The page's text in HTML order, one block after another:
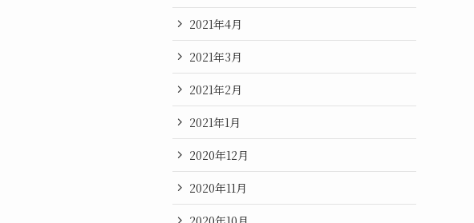
2021年4月
2021年3月
2021年2月
2021年1月
2020年12月
2020年11月